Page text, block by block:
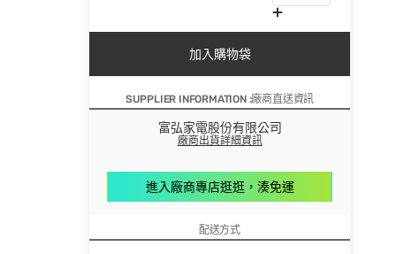
加入購物袋
SUPPLIER INFORMATION :廠商直送資訊
富弘家電股份有限公司
廠商出貨詳細資訊
進入廠商專店逛逛，湊免運
配送方式